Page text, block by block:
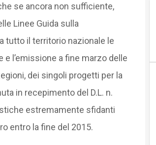
se ancora non sufficiente,
Linee Guida sulla
tutto il territorio nazionale le
l’emissione a fine marzo delle
dei singoli progetti per la
in recepimento del D.L. n.
estremamente sfidanti
entro la fine del 2015.